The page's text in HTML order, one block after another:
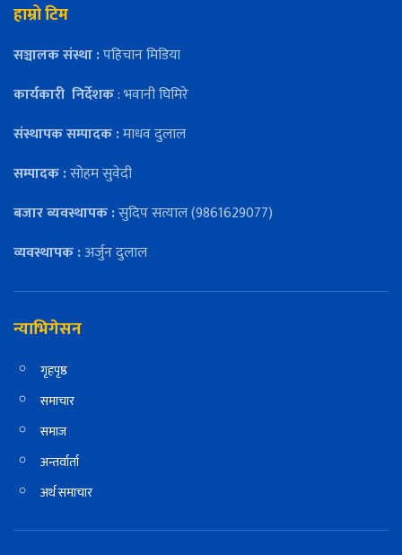
हाम्रो टिम
सञ्चालक संस्था :पहिचान मिडिया
कार्यकारी निर्देशक: भवानी घिमिरे
संस्थापक सम्पादक :माधव दुलाल
सम्पादक :सोहम सुवेदी
बजार ब्यवस्थापक :सुदिप सत्याल (9861629077)
व्यवस्थापक :अर्जुन दुलाल
न्याभिगेसन
गृहपृष्ठ
समाचार
समाज
अन्तर्वार्ता
अर्थ समाचार